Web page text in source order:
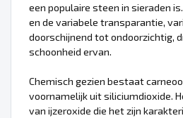
een populaire steen in sieraden
en de variabele transparantie,
doorschijnend tot ondoorzichtig,
schoonheid ervan.
Chemisch gezien bestaat
voornamelijk uit siliciumdioxide.
van ijzeroxide die het zijn